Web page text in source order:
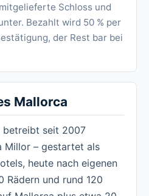
Schloss und
Bezahlt wird 50 % per
der Rest bar bei
Mallorca
betreibt seit 2007
Millor – gestartet als
heute nach eigenen
Rädern und rund 120